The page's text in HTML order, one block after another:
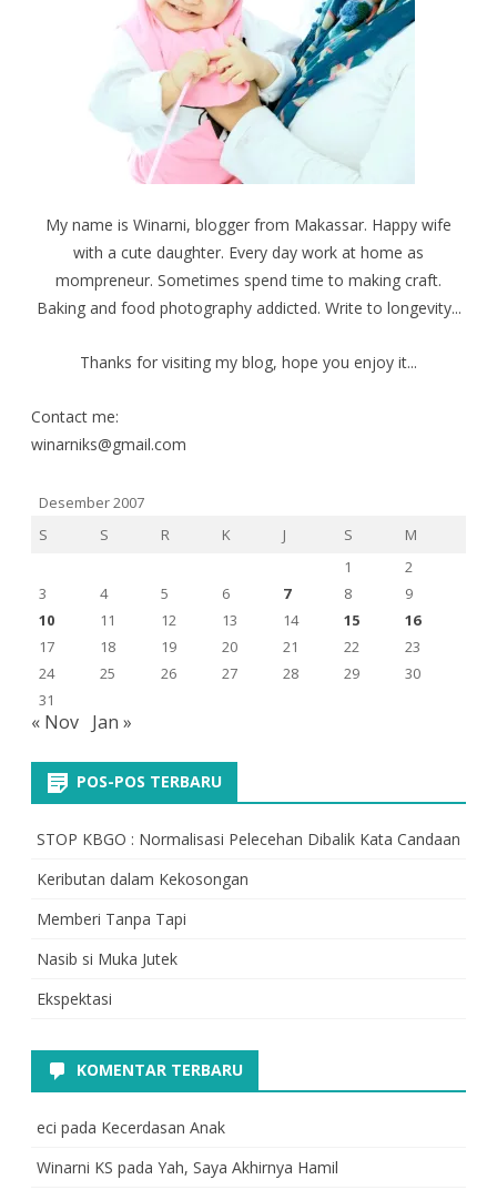
My name is Winarni, blogger from Makassar. Happy wife
with a cute daughter. Every day work at home as
mompreneur. Sometimes spend time to making craft.
Baking and food photography addicted. Write to longevity...
Thanks for visiting my blog, hope you enjoy it...
Contact me:
winarniks@gmail.com
Desember 2007
S
S R K J S
M
1
2
3
4 5 6 7 8
9
10
11 12 13 14 15
16
17
18 19 20 21 22
23
24
25 26 27 28 29
30
31
« Nov Jan »
POS-POS TERBARU
STOP KBGO : Normalisasi Pelecehan Dibalik Kata Candaan
Keributan dalam Kekosongan
Memberi Tanpa Tapi
Nasib si Muka Jutek
Ekspektasi
KOMENTAR TERBARU
eci pada Kecerdasan Anak
Winarni KS pada Yah, Saya Akhirnya Hamil